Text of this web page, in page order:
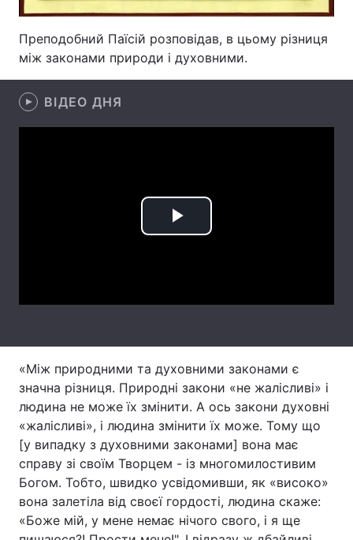
Тема оформлення
Преподобний Паїсій розповідав, в цьому різниця
між законами природи і духовними.
ВІДЕО ДНЯ
Play
«Між природними та духовними законами є
значна різниця. Природні закони «не жалісливі» і
людина не може їх змінити. А ось закони духовні
«жалісливі», і людина змінити їх може. Тому що
[у випадку з духовними законами] вона має
справу зі своїм Творцем - із многомилостивим
Богом. Тобто, швидко усвідомивши, як «високо»
вона залетіла від своєї гордості, людина скаже:
«Боже мій, у мене немає нічого свого, і я ще